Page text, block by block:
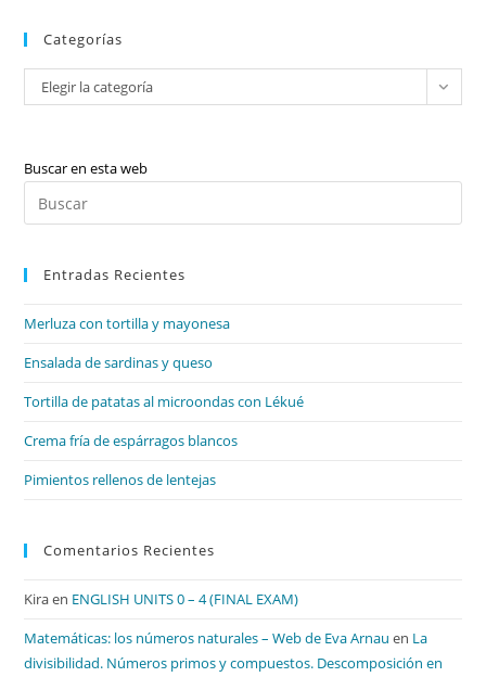
Categorías
Categorías
Elegir la categoría
Buscar en esta web
Entradas Recientes
Merluza con tortilla y mayonesa
Ensalada de sardinas y queso
Tortilla de patatas al microondas con Lékué
Crema fría de espárragos blancos
Pimientos rellenos de lentejas
Comentarios Recientes
Kiraen ENGLISH UNITS 0 – 4 (FINAL EXAM)
Matemáticas: los números naturales – Web de Eva Arnau en La
divisibilidad. Números primos y compuestos. Descomposición en